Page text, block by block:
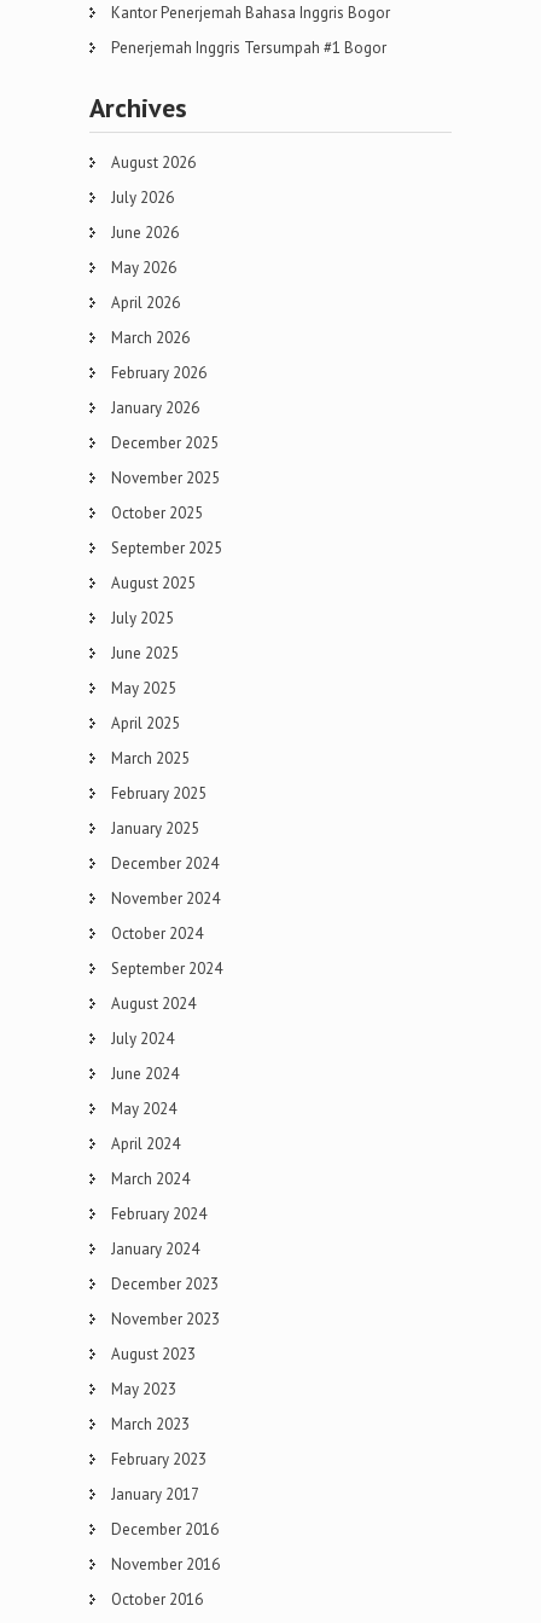
Kantor Penerjemah Bahasa Inggris Bogor
Penerjemah Inggris Tersumpah #1 Bogor
Archives
August 2026
July 2026
June 2026
May 2026
April 2026
March 2026
February 2026
January 2026
December 2025
November 2025
October 2025
September 2025
August 2025
July 2025
June 2025
May 2025
April 2025
March 2025
February 2025
January 2025
December 2024
November 2024
October 2024
September 2024
August 2024
July 2024
June 2024
May 2024
April 2024
March 2024
February 2024
January 2024
December 2023
November 2023
August 2023
May 2023
March 2023
February 2023
January 2017
December 2016
November 2016
October 2016